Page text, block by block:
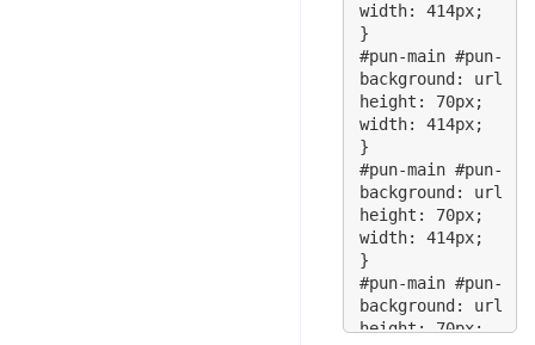
width: 414px;
}
#pun-main #pun-
background:
height: 70px;
width: 414px;
}
#pun-main #pun-
background:
height: 70px;
width: 414px;
}
#pun-main #pun-
background:
height: 70px;